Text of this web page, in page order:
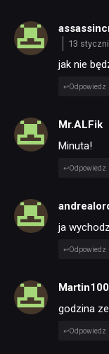
13
jak nie
Odpowiedz
Mr.ALFik
Minuta!
Odpowiedz
ja
Odpowiedz
godzina
Odpowiedz